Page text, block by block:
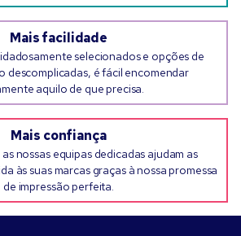
Mais facilidade
selecionados e opções de
descomplicadas, é fácil encomendar
aquilo de que precisa.
Mais confiança
nossas equipas dedicadas ajudam as
às suas marcas graças à nossa promessa
de impressão perfeita.